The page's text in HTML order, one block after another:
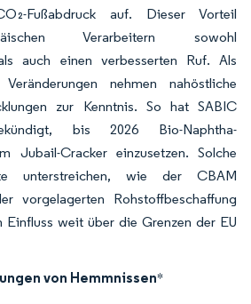
Fußabdruck auf. Dieser Vorteil
Verarbeitern sowohl
auch einen verbesserten Ruf. Als
nehmen nahöstliche
zur Kenntnis. So hat SABIC
bis 2026 Bio-Naphtha-
Jubail-Cracker einzusetzen. Solche
unterstreichen, wie der CBAM
vorgelagerten Rohstoffbeschaffung
weit über die Grenzen der EU
von Hemmnissen*